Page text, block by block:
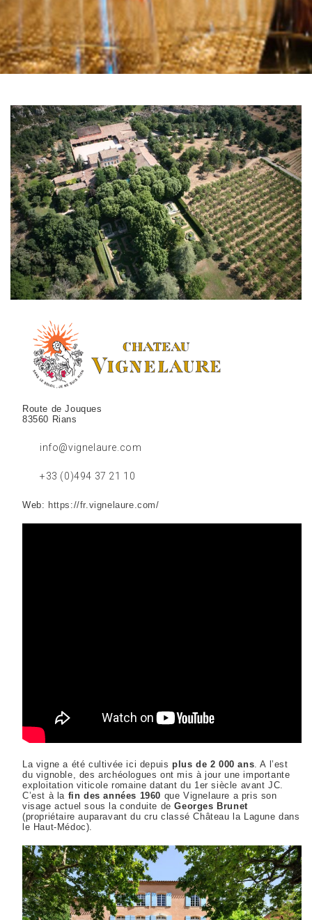
Route de Jouques
83560 Rians
info@vignelaure.com
+33 (0)494 37 21 10
Web: https://fr.vignelaure.com/
La vigne a été cultivée ici depuis plus de 2 000 ans . A l’est
du vignoble, des archéologues ont mis à jour une importante
exploitation viticole romaine datant du 1er siècle avant JC.
C’est à la fin des années 1960 que Vignelaure a pris son
visage actuel sous la conduite deGeorges Brunet
(propriétaire auparavant du cru classé Château la Lagune dans
le Haut-Médoc).